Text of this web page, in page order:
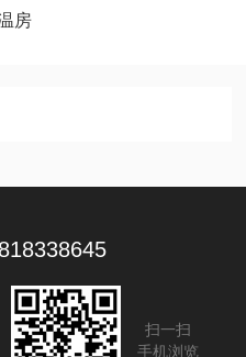
房
扫一扫
手机浏览